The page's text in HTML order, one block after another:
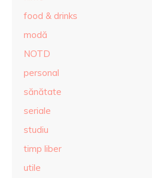
food & drinks
modă
NOTD
personal
sănătate
seriale
studiu
timp liber
utile